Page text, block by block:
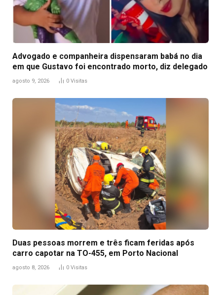
Advogado e companheira dispensaram babá no dia
em que Gustavo foi encontrado morto, diz delegado
agosto 9, 2026 0 Visitas
Duas pessoas morrem e três ficam feridas após
carro capotar na TO-455, em Porto Nacional
agosto 8, 2026 0 Visitas